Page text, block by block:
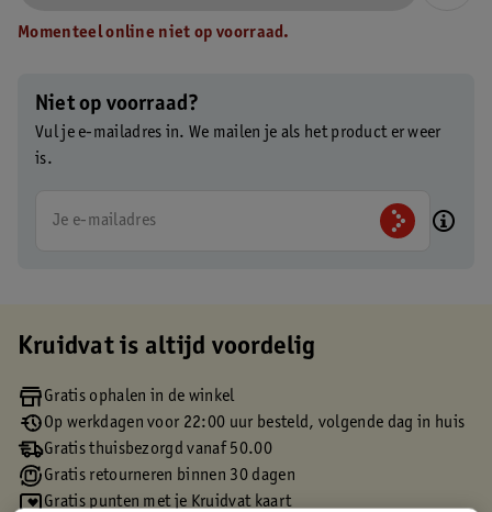
Momenteel online niet op voorraad.
Niet op voorraad?
Vul je e-mailadres in. We mailen je als het product er weer
is.
Je e-mailadres
Kruidvat is altijd voordelig
Gratis ophalen in de winkel
Op werkdagen voor 22:00 uur besteld, volgende dag in huis
Gratis thuisbezorgd vanaf 50.00
Gratis retourneren binnen 30 dagen
Gratis punten met je Kruidvat kaart